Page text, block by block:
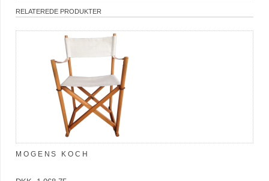
RELATEREDE PRODUKTER
MOGENS KOCH